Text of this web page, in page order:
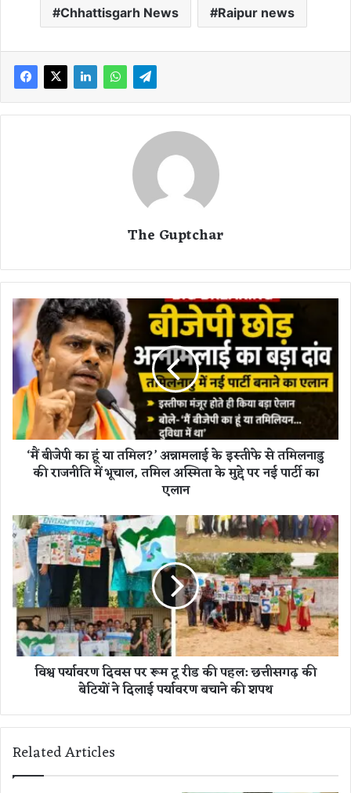
Chhattisgarh News Raipur news
The Guptchar
‘
मैं
बी
जे
का
या
त
अ
न्ना
म
ला
ई
के
इ
स्ती
फे
ल
डु
‘मैं बीजेपी का हूं या तमिल?’ अन्नामलाई के इस्तीफे से तमिलनाडु
की राजनीति में भूचाल, तमिल अस्मिता के मुद्दे पर नई पार्टी का
एलान
वि
श्व
प
र्या
व
र
ण
दि
व
टू
विश्व पर्यावरण दिवस पर रूम टू रीड की पहल: छत्तीसगढ़ की
बेटियों ने दिलाई पर्यावरण बचाने की शपथ
Related Articles